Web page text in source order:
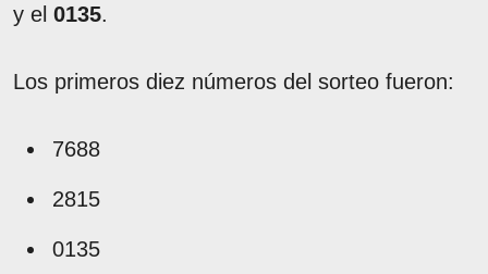
y el 0135.
Los primeros diez números del sorteo fueron:
7688
2815
0135